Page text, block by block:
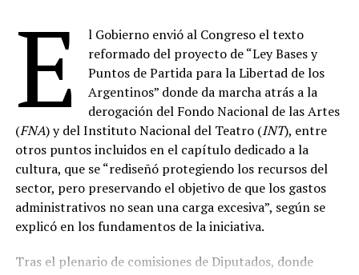
E
l Gobierno envió al Congreso el texto
reformado del proyecto de “Ley Bases y
Puntos de Partida para la Libertad de los
Argentinos” donde da marcha atrás a la
derogación del Fondo Nacional de las Artes
(FNA) y del Instituto Nacional del Teatro (INT), entre
otros puntos incluidos en el capítulo dedicado a la
cultura, que se “rediseñó protegiendo los recursos del
sector, pero preservando el objetivo de que los gastos
administrativos no sean una carga excesiva”, según se
explicó en los fundamentos de la iniciativa.
Tras el plenario de comisiones de Diputados, donde